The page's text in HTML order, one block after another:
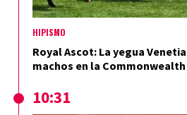
HIPISMO
Royal Ascot: La yegua
machos en la Commonwealth
10:31